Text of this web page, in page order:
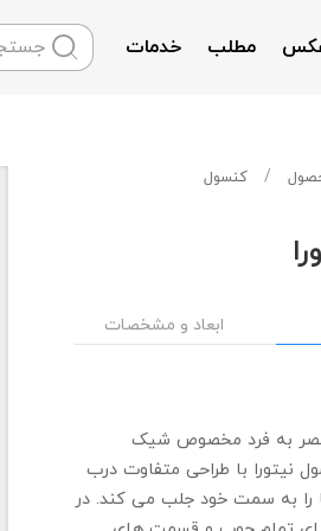
مطلب خدمات
کنسول
ابعاد و مشخصات
به فرد مخصوص شیک
نیتورا با طراحی متفاوت درب
را به سمت خود جلب می کند. در